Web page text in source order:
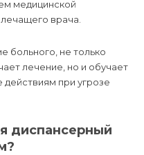
медицинской
врача.
больного, не только
лечение, но и обучает
при угрозе
диспансерный